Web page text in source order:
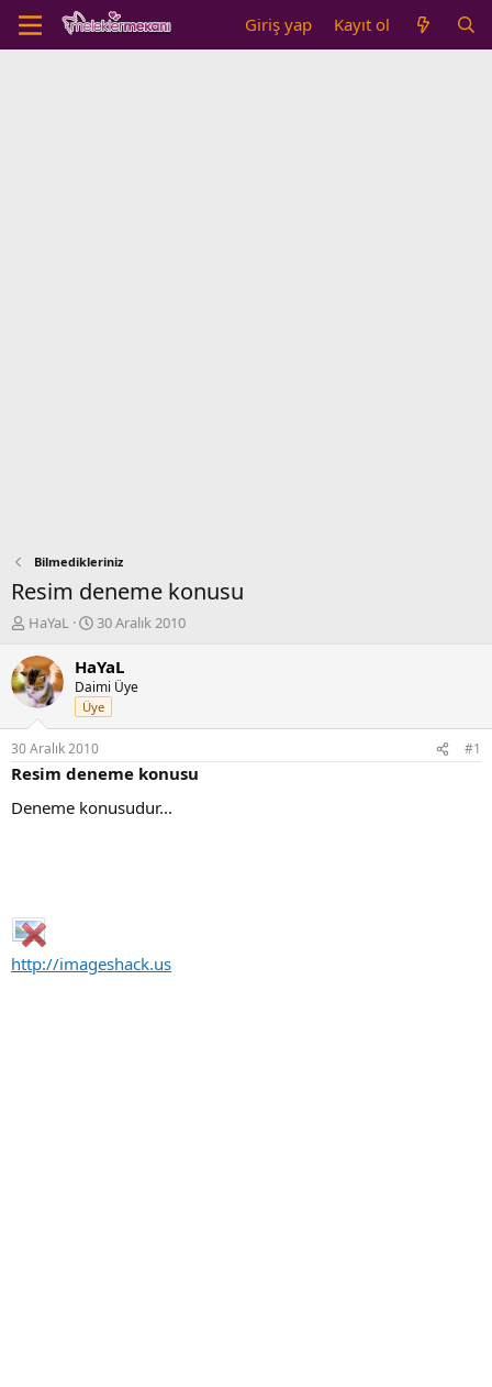
Giriş yap Kayıt ol
Bilmedikleriniz
Resim deneme konusu
K
n
b
u
y
u
b
a
l
HaYaL
B
ş
l
a
n
g
ı
ç
a
30 Aralık 2010
HaYaL
Daimi Üye
Üye
30 Aralık 2010 #1
Resim deneme konusu
Deneme konusudur...
http://imageshack.us